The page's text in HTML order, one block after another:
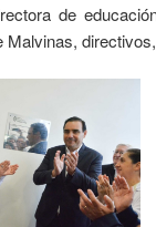
de
Malvinas,